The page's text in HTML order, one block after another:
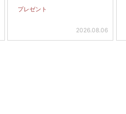
プレゼント
2026.08.06